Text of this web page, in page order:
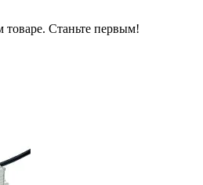
товаре. Станьте первым!